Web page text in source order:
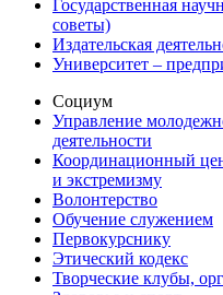
Государственная
советы)
Издательская
Университет –
Социум
Управление
деятельности
Координационный
и экстремизму
Волонтерство
Обучение служением
Первокурснику
Этический кодекс
Творческие клубы,